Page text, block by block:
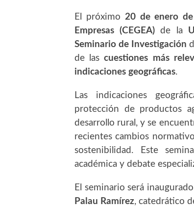
El próximo 20 de enero
Empresas (CEGEA) de la
Seminario de Investigación
de lascuestiones más
indicaciones geográficas.
Las indicaciones
protección de productos
desarrollo rural, y se
recientes cambios
sostenibilidad. Este
académica y debate
El seminario será
Palau Ramírez, catedrático